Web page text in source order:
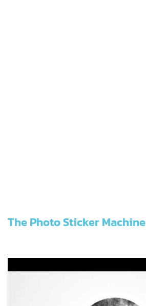
The Photo Sticker Machine